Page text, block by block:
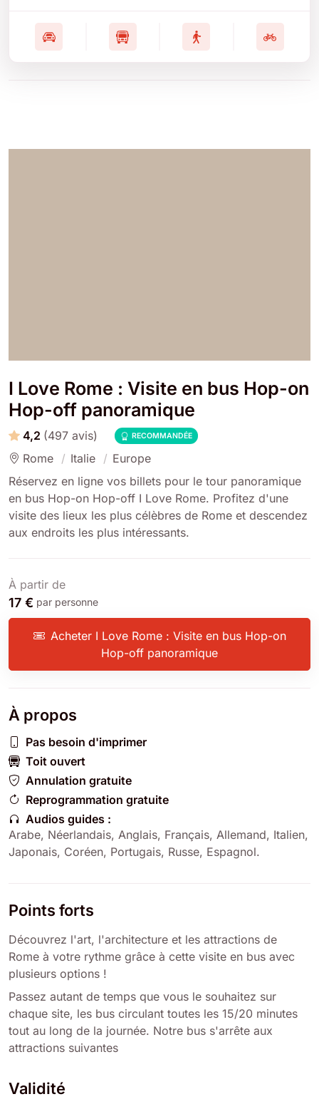
I Love Rome : Visite en bus Hop-on
Hop-off panoramique
4,2 (497 avis) RECOMMANDÉE
Rome Italie
Europe
Réservez en ligne vos billets pour le tour panoramique
en bus Hop-on Hop-off I Love Rome. Profitez d'une
visite des lieux les plus célèbres de Rome et descendez
aux endroits les plus intéressants.
À partir de
17 € par personne
Acheter I Love Rome : Visite en bus Hop-on
Hop-off panoramique
À propos
Pas besoin d'imprimer
Toit ouvert
Annulation gratuite
Reprogrammation gratuite
Audios guides :
Arabe, Néerlandais, Anglais, Français, Allemand, Italien,
Japonais, Coréen, Portugais, Russe, Espagnol.
Points forts
Découvrez l'art, l'architecture et les attractions de
Rome à votre rythme grâce à cette visite en bus avec
plusieurs options !
Passez autant de temps que vous le souhaitez sur
chaque site, les bus circulant toutes les 15/20 minutes
tout au long de la journée. Notre bus s'arrête aux
attractions suivantes
Validité